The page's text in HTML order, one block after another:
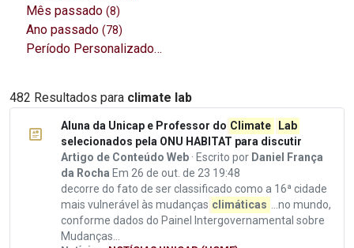
Mês passado (8)
Ano passado (78)
Período Personalizado…
482 Resultados para climate lab
Aluna da Unicap e Professor do Climate
Lab
selecionados pela ONU HABITAT para discutir
Artigo de Conteúdo Web · Escrito por Daniel França
da Rocha Em 26 de out. de 23 19:48
decorre do fato de ser classificado como a 16ª cidade
mais vulnerável às mudanças climáticas
...no mundo,
conforme dados do Painel Intergovernamental sobre
Mudanças...